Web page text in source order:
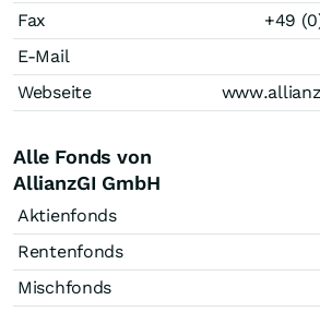
Fax
+49
E-Mail
Webseite
Alle Fonds von
AllianzGI GmbH
Aktienfonds
Rentenfonds
Mischfonds